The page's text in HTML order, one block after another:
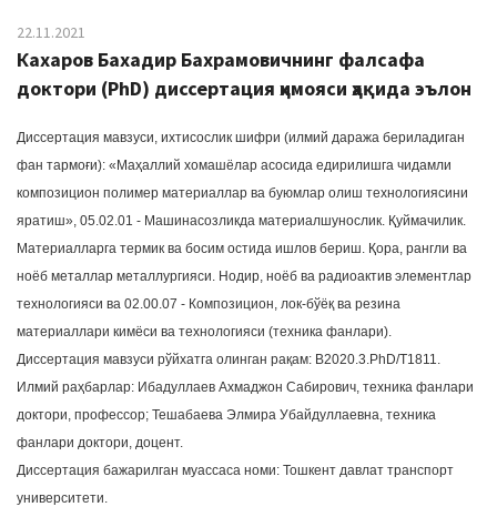
N
a
g
a
t
22.11.2021
Кахаров Бахадир Бахрамовичнинг фалсафа
доктори (PhD) диссертация ҳимояси ҳақида эълон
Диссертация мавзуси, ихтисослик шифри (илмий даража бериладиган
фан тармоғи): «Маҳаллий хомашёлар асосида едирилишга чидамли
композицион полимер материаллар ва буюмлар олиш технологиясини
яратиш», 05.02.01 - Машинасозликда материалшунослик. Қуймачилик.
Материалларга термик ва босим остида ишлов бериш. Қора, рангли ва
ноёб металлар металлургияси. Нодир, ноёб ва радиоактив элементлар
технологияси ва 02.00.07 - Композицион, лок-бўёқ ва резина
материаллари кимёси ва технологияси (техника фанлари).
Диссертация мавзуси рўйхатга олинган рақам: B2020.3.PhD/T1811.
Илмий раҳбарлар: Ибадуллаев Ахмаджон Сабирович, техника фанлари
доктори, профессор; Тешабаева Элмира Убайдуллаевна, техника
фанлари доктори, доцент.
Диссертация бажарилган муассаса номи: Тошкент давлат транспорт
университети.